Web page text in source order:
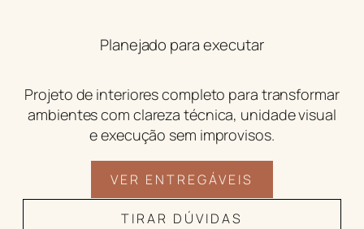
Planejado para executar
Projeto de interiores completo para transformar
ambientes com clareza técnica, unidade visual
e execução sem improvisos.
VER ENTREGÁVEIS
TIRAR DÚVIDAS